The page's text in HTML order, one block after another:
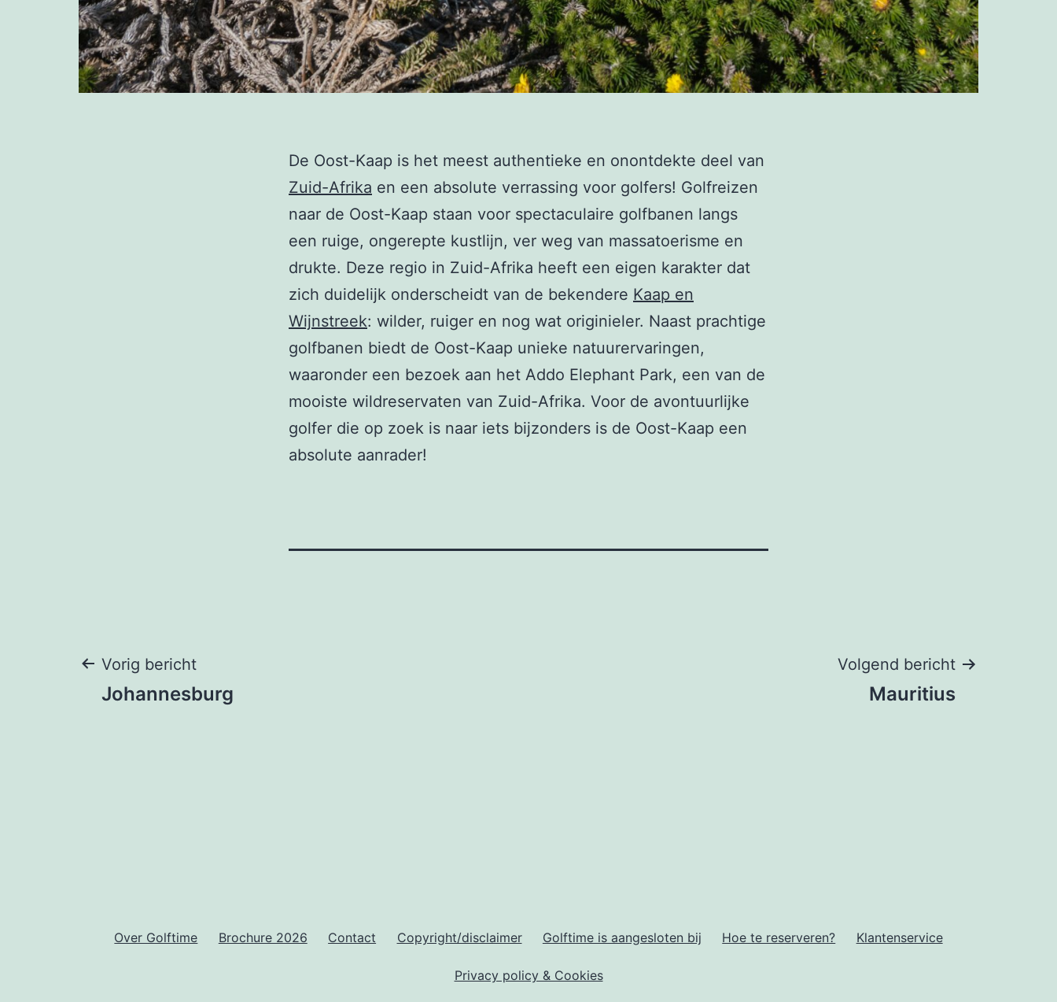
De Oost-Kaap is het meest authentieke en onontdekte deel van
Zuid-Afrika en een absolute verrassing voor golfers! Golfreizen
naar de Oost-Kaap staan voor spectaculaire golfbanen langs
een ruige, ongerepte kustlijn, ver weg van massatoerisme en
drukte. Deze regio in Zuid-Afrika heeft een eigen karakter dat
zich duidelijk onderscheidt van de bekendere Kaap en
Wijnstreek: wilder, ruiger en nog wat originieler. Naast prachtige
golfbanen biedt de Oost-Kaap unieke natuurervaringen,
waaronder een bezoek aan het Addo Elephant Park, een van de
mooiste wildreservaten van Zuid-Afrika. Voor de avontuurlijke
golfer die op zoek is naar iets bijzonders is de Oost-Kaap een
absolute aanrader!
Bericht
Vorig bericht
Johannesburg
Volgend bericht
Mauritius
Over Golftime Brochure 2026 Contact Copyright/disclaimer Golftime is aangesloten bij Hoe te reserveren? Klantenservice
Privacy policy & Cookies